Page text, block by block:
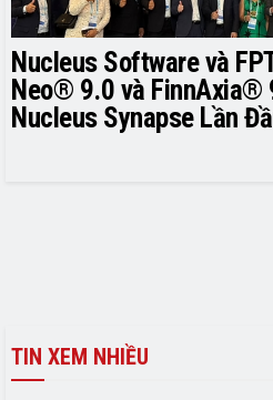
Nucleus Software và
Neo® 9.0 và FinnAxia®
Nucleus Synapse Lần
TIN XEM NHIỀU